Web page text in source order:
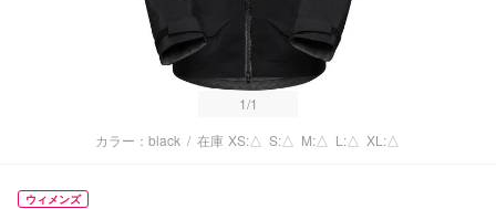
1/1
カラー：black / 在庫 XS:△ S:△ M:△ L:△ XL:△
ウィメンズ